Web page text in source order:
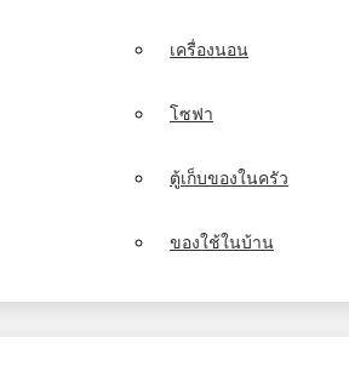
เครื่องนอน
โซฟา
ตู้เก็บของในครัว
ของใช้ในบ้าน